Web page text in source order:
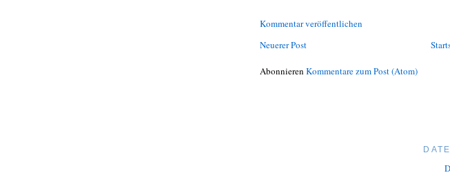
Kommentar veröffentlichen
Neuerer Post
Abonnieren Kommentare zum Post (Atom)